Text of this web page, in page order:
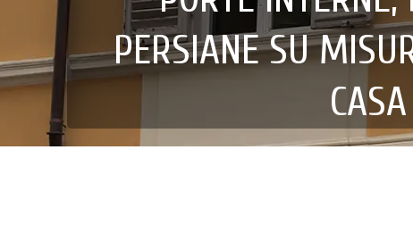
PERSIANE SU
CASA